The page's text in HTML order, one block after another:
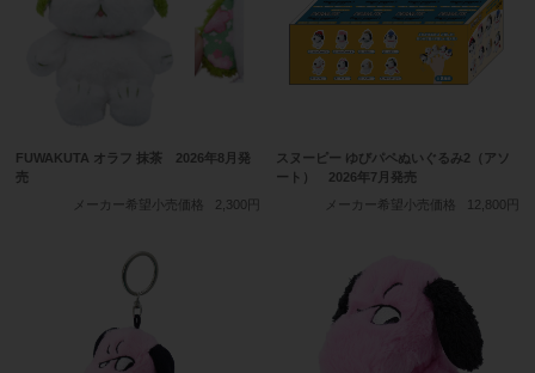
FUWAKUTA オラフ 抹茶 2026年8月発
売
メーカー希望小売価格
2,300円
スヌーピー ゆびパペぬいぐるみ2（アソ
ート） 2026年7月発売
メーカー希望小売価格
12,800円